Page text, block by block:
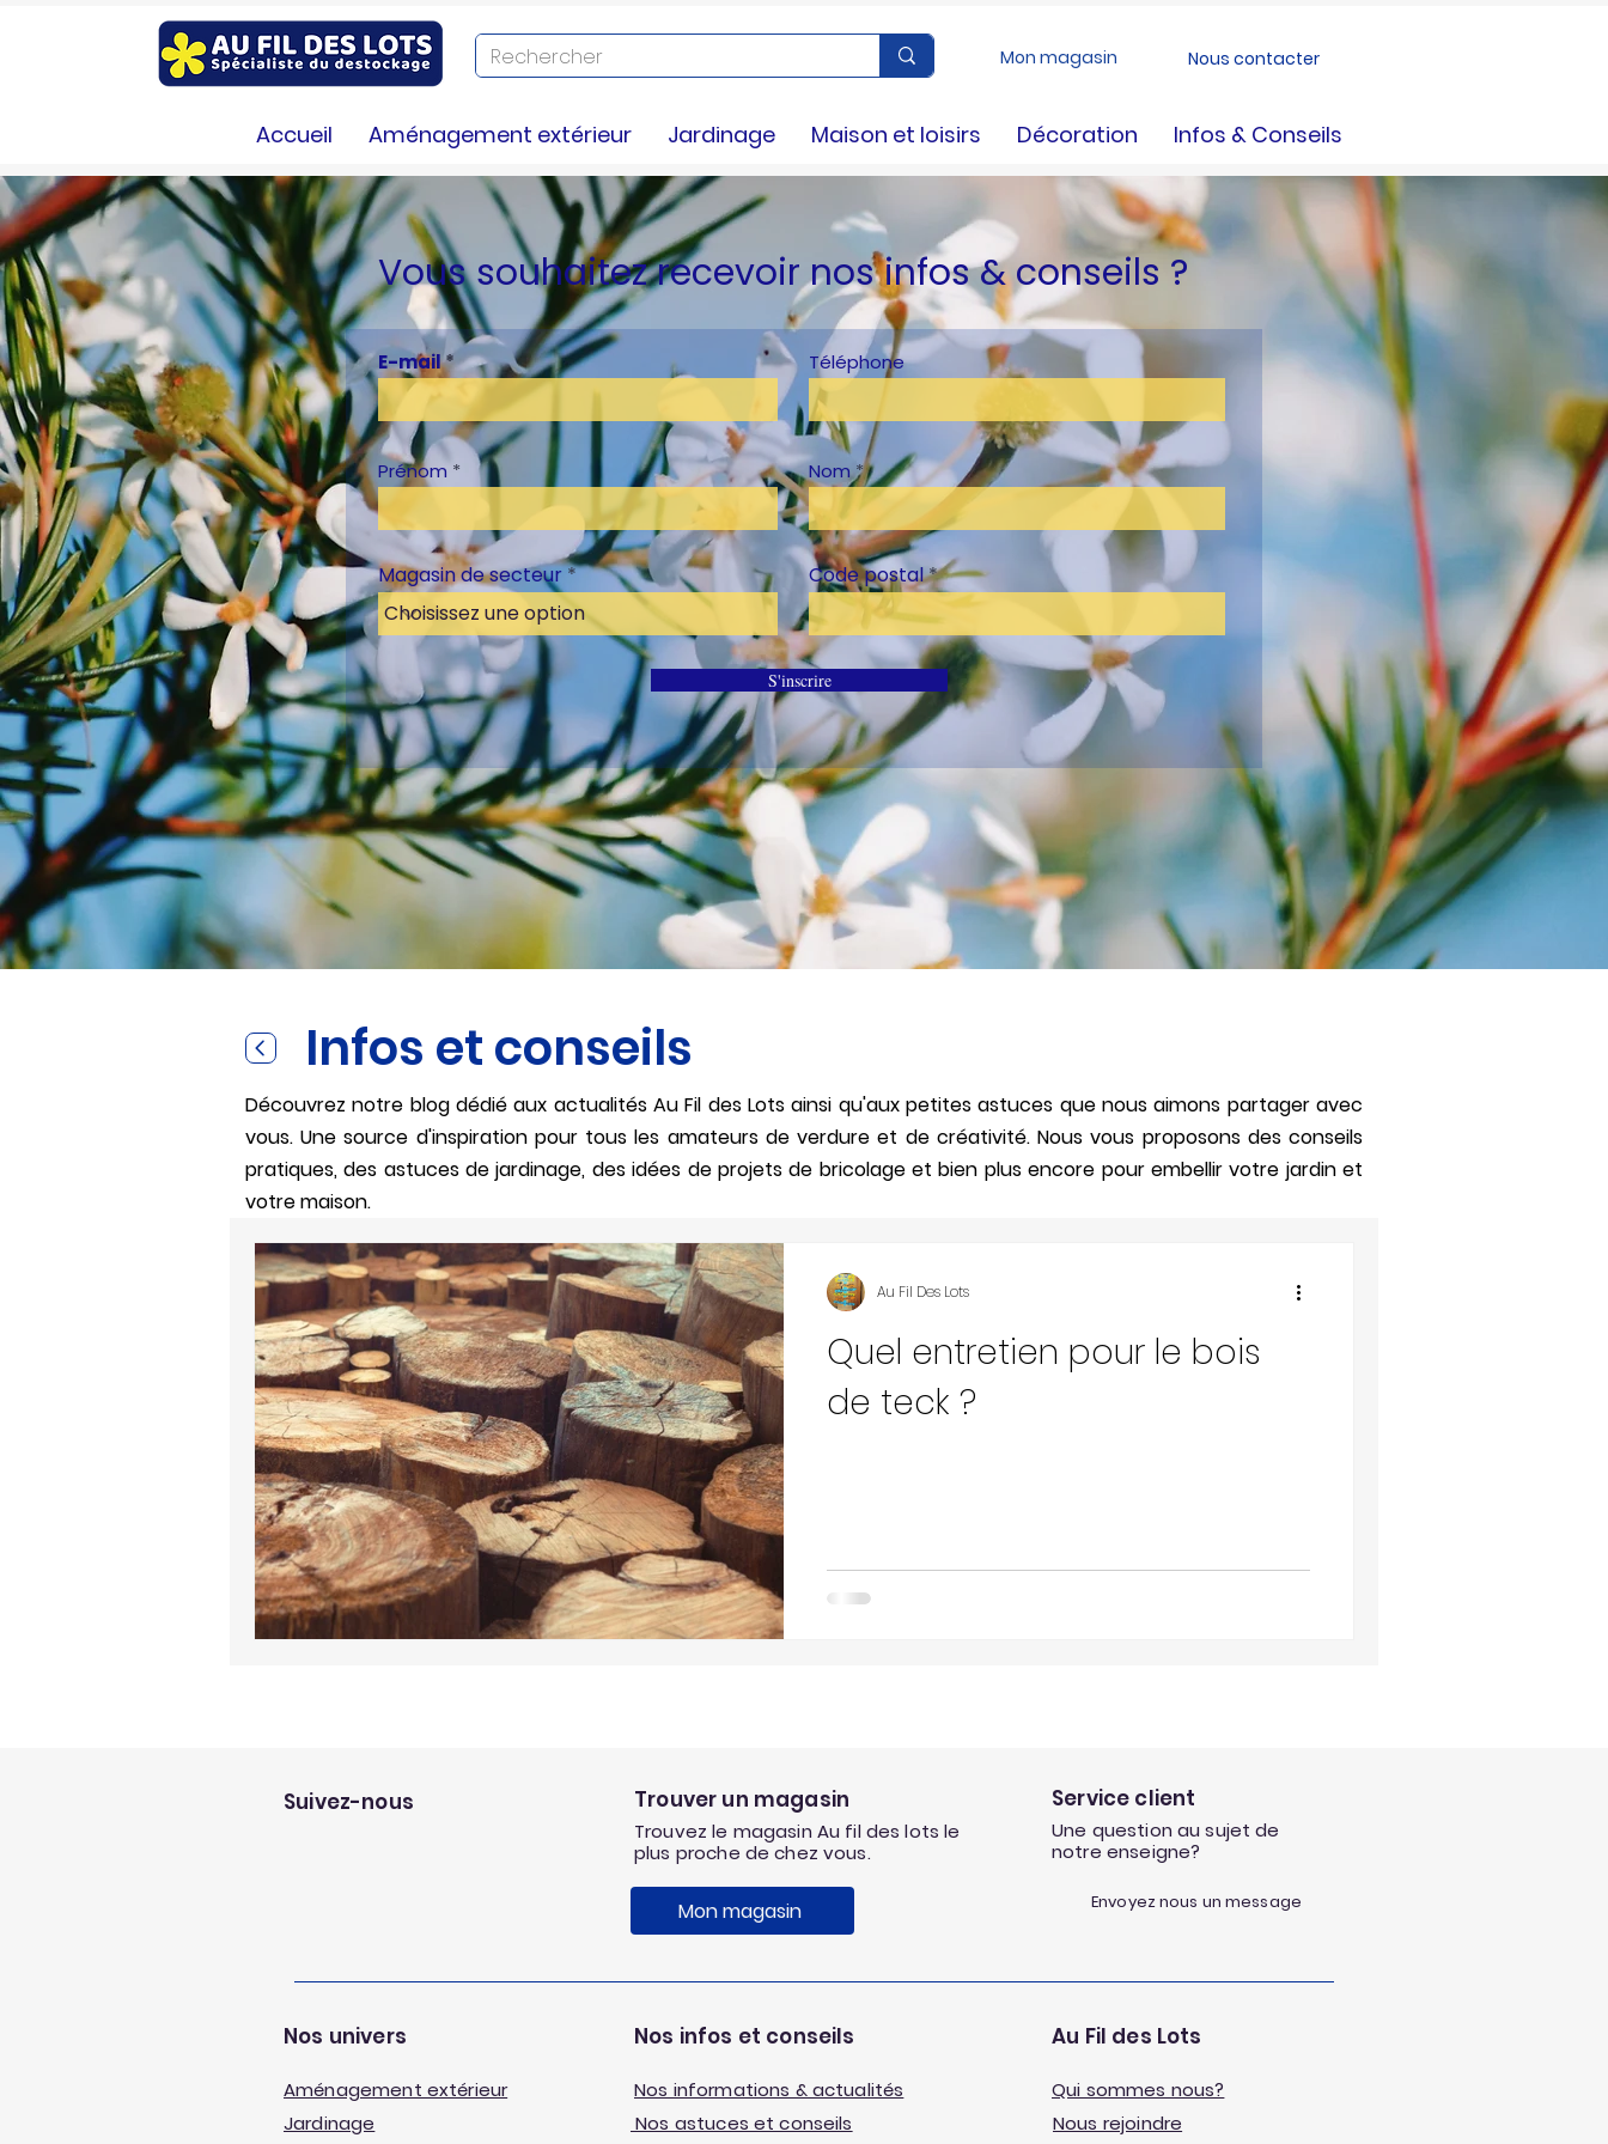
Mon magasin Nous contacter
Accueil Aménagement extérieur Jardinage Maison et loisirs Décoration Infos & Conseils
Vous souhaitez recevoir nos infos & conseils ?
E-mail Téléphone
Prénom Nom
Magasin de secteur Code postal
S'inscrire
Infos et conseils
Découvrez notre blog dédié aux actualités Au Fil des Lots ainsi qu'aux petites astuces que nous aimons partager avec
vous. Une source d'inspiration pour tous les amateurs de verdure et de créativité. Nous vous proposons des conseils
pratiques, des astuces de jardinage, des idées de projets de bricolage et bien plus encore pour embellir votre jardin et
votre maison.
Quel entretien pour le bois
de teck ?
Au Fil Des Lots
Suivez-nous Trouver un magasin
Trouvez le magasin Au fil des lots le
plus proche de chez vous.
Mon magasin
Service client
Une question au sujet de
notre enseigne?
Envoyez nous un message
Nos univers
Aménagement extérieur
Jardinage
Nos infos et conseils
Nos informations & actualités
Nos astuces et conseils
Au Fil des Lots
Qui sommes nous?
Nous rejoindre